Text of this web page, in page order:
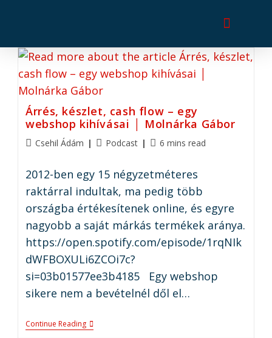
Árrés, készlet, cash flow – egy
webshop kihívásai │ Molnárka Gábor
Csehil Ádám Podcast 6 mins read
2012-ben egy 15 négyzetméteres
raktárral indultak, ma pedig több
országba értékesítenek online, és egyre
nagyobb a saját márkás termékek aránya.
https://open.spotify.com/episode/1rqNIk
dWFBOXULi6ZCOi7c?
si=03b01577ee3b4185 Egy webshop
sikere nem a bevételnél dől el…
Continue Reading